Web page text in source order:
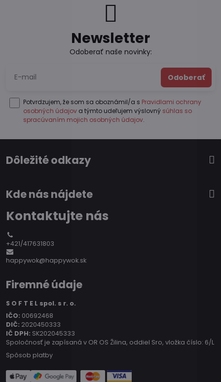
Newsletter
Odoberať naše novinky:
Odoberať
Potvrdzujem, že som sa oboznámil/a s Pravidlami ochrany
osobných údajov a týmto udeľujem výslovný súhlas so
spracúvaním mojich osobných údajov.
Dôležité odkazy
Kde nás nájdete
Kontaktujte nás
+421/417631803
happywok@happywok.sk
Firemné údaje
S O F T E L spol. s r. o.
IČO: 00692468
DIČ: 2020450333
IČ DPH: SK202045333
Spoločnosť je zapísaná v OR OS Žilina, oddiel Sro, vložka číslo: 6/L
Spôsob platby